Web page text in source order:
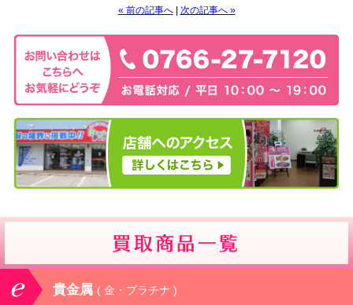
« 前の記事へ| 次の記事へ »
貴金属 ( 金・プラチナ )